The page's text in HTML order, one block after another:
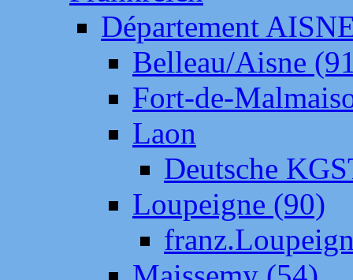
Département
Belleau/Aisne
Fort-de-
Laon
Deutsche
Loupeigne (90)